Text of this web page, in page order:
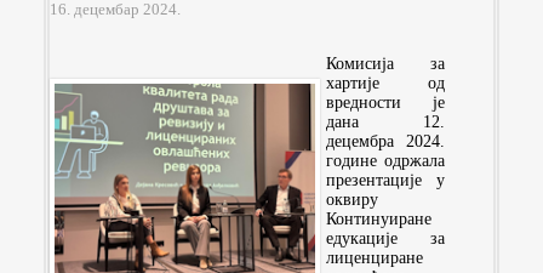
16. децембар 2024.
Комисија за
хартије од
вредности је
дана 12.
децембра 2024.
године одржала
презентације у
оквиру
Континуиране
едукације за
лиценциране